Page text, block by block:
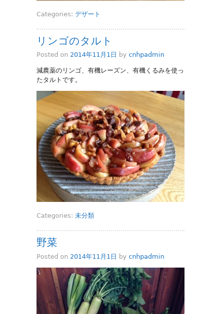
Categories: デザート
リンゴのタルト
Posted on 2014年11月1日 by cnhpadmin
減農薬のリンゴ、有機レーズン、有機くるみを使っ
たタルトです。
Categories: 未分類
野菜
Posted on 2014年11月1日 by cnhpadmin